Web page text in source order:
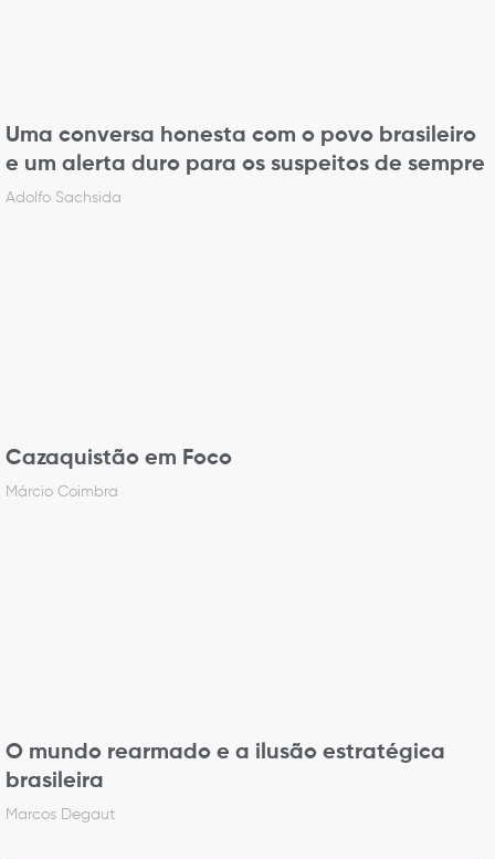
Uma conversa honesta com o povo brasileiro
e um alerta duro para os suspeitos de sempre
Adolfo Sachsida
Cazaquistão em Foco
Márcio Coimbra
O mundo rearmado e a ilusão estratégica
brasileira
Marcos Degaut